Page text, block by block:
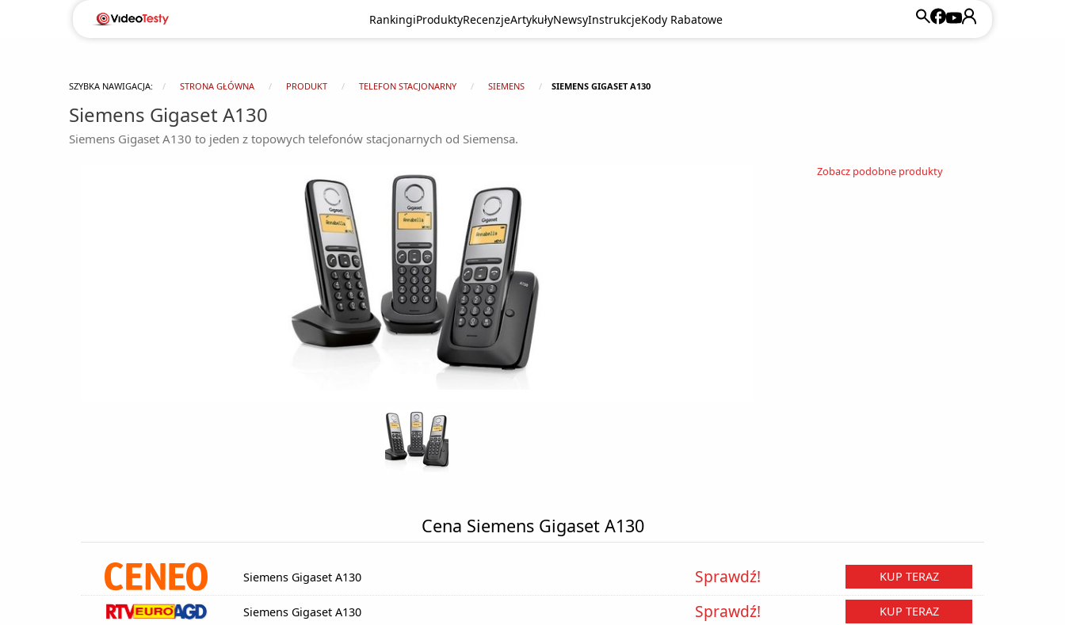
RankingiProduktyRecenzjeArtykułyNewsyInstrukcjeKody Rabatowe
SZYBKA NAWIGACJA: STRONA GŁÓWNA PRODUKT TELEFON STACJONARNY SIEMENS SIEMENS GIGASET A130
Siemens Gigaset A130
Siemens Gigaset A130 to jeden z topowych telefonów stacjonarnych od Siemensa.
Zobacz podobne produkty
Cena Siemens Gigaset A130
Siemens Gigaset A130 Sprawdź! KUP TERAZ
Siemens Gigaset A130 Sprawdź! KUP TERAZ